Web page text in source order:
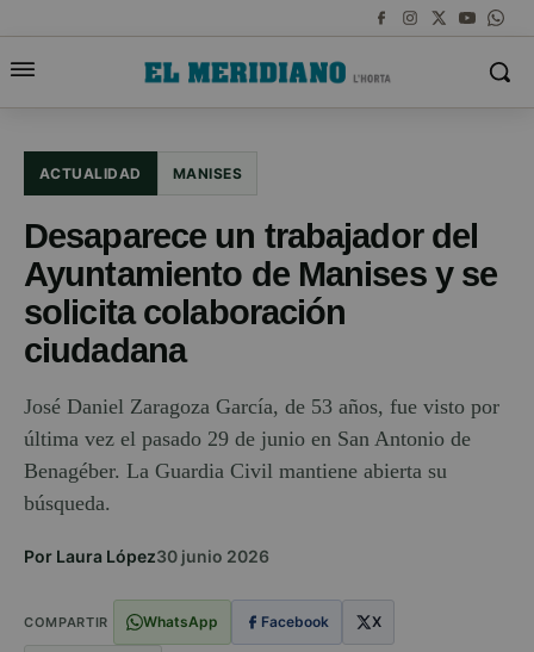
ACTUALIDAD MANISES
Desaparece un trabajador del
Ayuntamiento de Manises y se
solicita colaboración
ciudadana
José Daniel Zaragoza García, de 53 años, fue visto por
última vez el pasado 29 de junio en San Antonio de
Benagéber. La Guardia Civil mantiene abierta su
búsqueda.
Por Laura López30 junio 2026
COMPARTIR WhatsApp Facebook X